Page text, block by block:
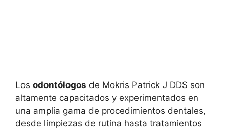
Los odontólogos de Mokris Patrick J DDS son
altamente capacitados y experimentados en
una amplia gama de procedimientos dentales,
desde limpiezas de rutina hasta tratamientos